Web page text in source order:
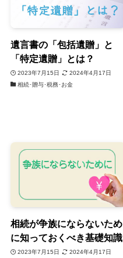
遺言書の「包括遺贈」と
「特定遺贈」とは？
2023年7月15日
2024年4月17日
相続･贈与･税務･お金
相続が争族にならないため
に知っておくべき基礎知識
2023年7月15日
2024年4月17日